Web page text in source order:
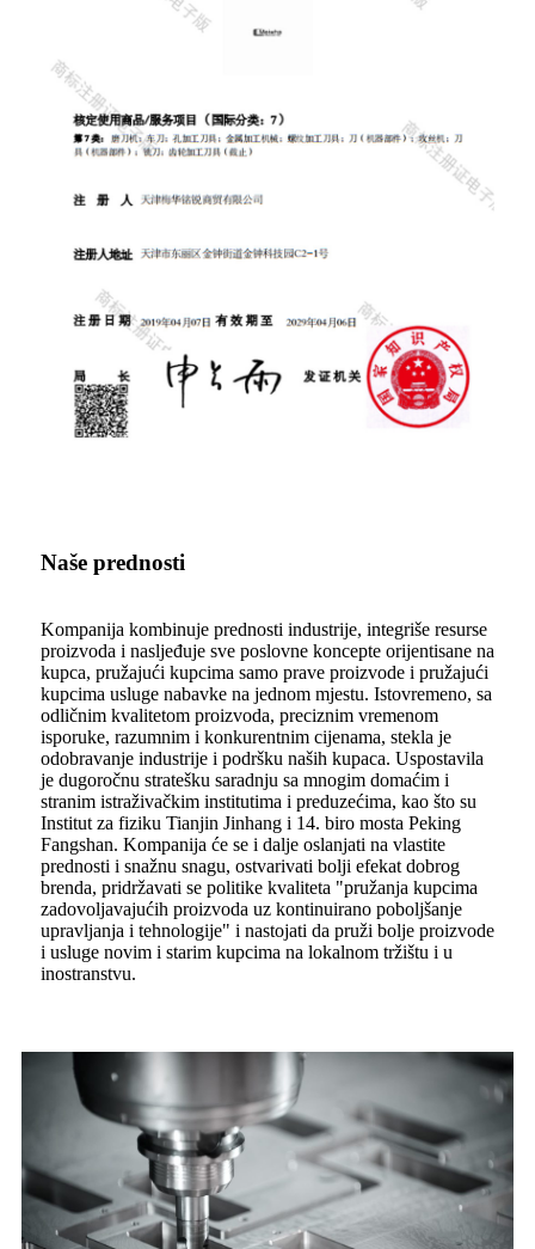
Naše prednosti
Kompanija kombinuje prednosti industrije, integriše resurse
proizvoda i nasljeđuje sve poslovne koncepte orijentisane na
kupca, pružajući kupcima samo prave proizvode i pružajući
kupcima usluge nabavke na jednom mjestu. Istovremeno, sa
odličnim kvalitetom proizvoda, preciznim vremenom
isporuke, razumnim i konkurentnim cijenama, stekla je
odobravanje industrije i podršku naših kupaca. Uspostavila
je dugoročnu stratešku saradnju sa mnogim domaćim i
stranim istraživačkim institutima i preduzećima, kao što su
Institut za fiziku Tianjin Jinhang i 14. biro mosta Peking
Fangshan. Kompanija će se i dalje oslanjati na vlastite
prednosti i snažnu snagu, ostvarivati ​​bolji efekat dobrog
brenda, pridržavati se politike kvaliteta "pružanja kupcima
zadovoljavajućih proizvoda uz kontinuirano poboljšanje
upravljanja i tehnologije" i nastojati da pruži bolje proizvode
i usluge novim i starim kupcima na lokalnom tržištu i u
inostranstvu.